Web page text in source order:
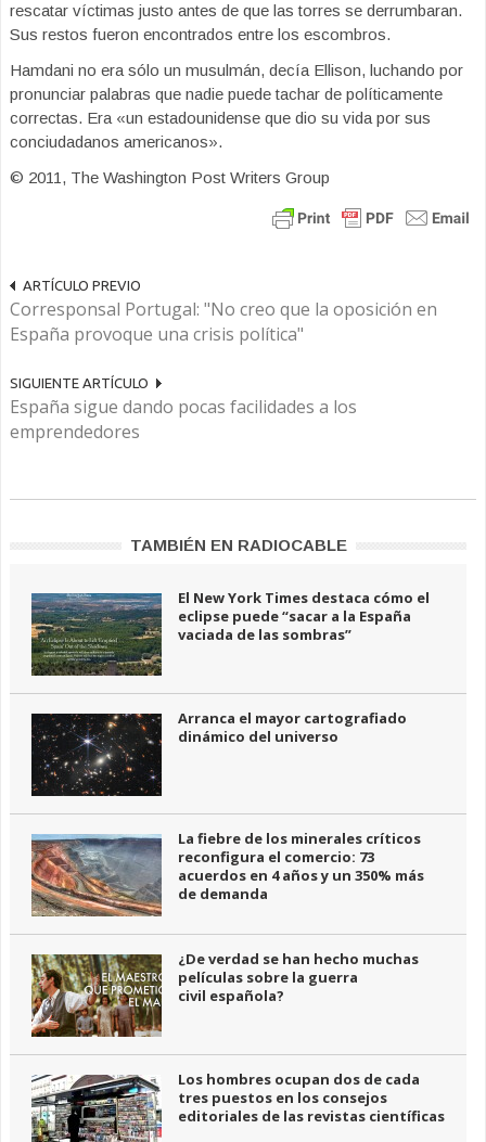
rescatar víctimas justo antes de que las torres se derrumbaran.
Sus restos fueron encontrados entre los escombros.
Hamdani no era sólo un musulmán, decía Ellison, luchando por
pronunciar palabras que nadie puede tachar de políticamente
correctas. Era «un estadounidense que dio su vida por sus
conciudadanos americanos».
© 2011, The Washington Post Writers Group
ARTÍCULO PREVIO
Corresponsal Portugal: "No creo que la oposición en
España provoque una crisis política"
SIGUIENTE ARTÍCULO
España sigue dando pocas facilidades a los
emprendedores
TAMBIÉN EN RADIOCABLE
El New York Times destaca cómo el
eclipse puede “sacar a la España
vaciada de las sombras”
Arranca el mayor cartografiado
dinámico del universo
La fiebre de los minerales críticos
reconfigura el comercio: 73
acuerdos en 4 años y un 350% más
de demanda
¿De verdad se han hecho muchas
películas sobre la guerra
civil española?
Los hombres ocupan dos de cada
tres puestos en los consejos
editoriales de las revistas científicas